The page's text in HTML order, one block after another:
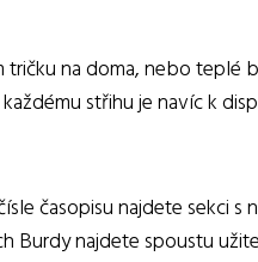
na doma, nebo
střihu je navíc k
časopisu najdete sekci
najdete spoustu